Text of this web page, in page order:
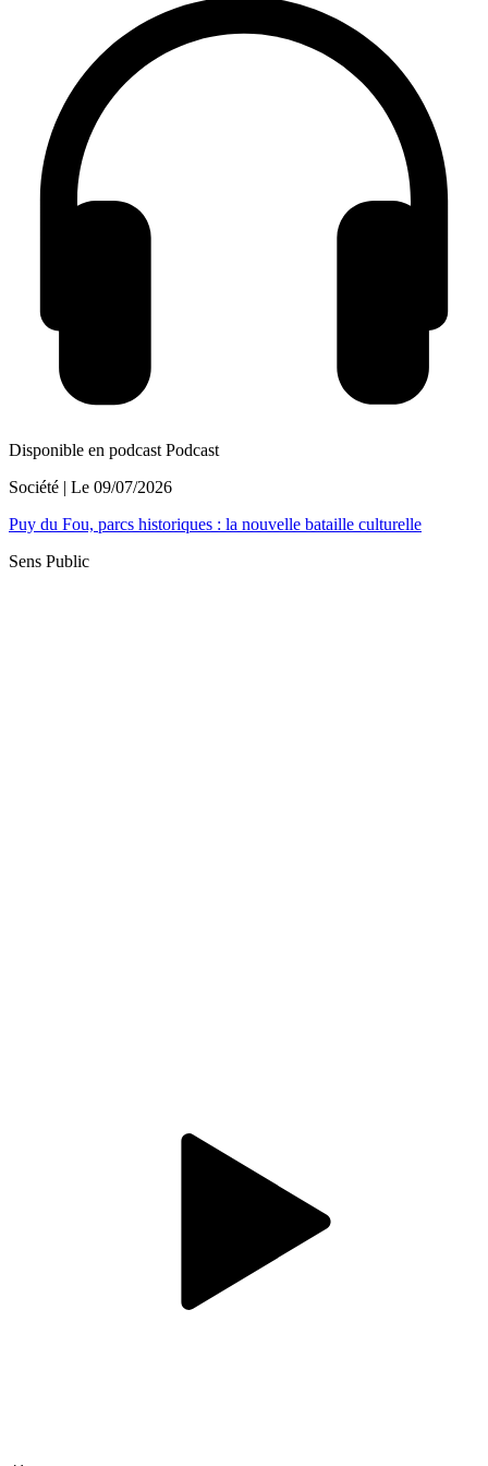
Disponible en podcast Podcast
Société | Le 09/07/2026
Puy du Fou, parcs historiques : la nouvelle bataille culturelle
Sens Public